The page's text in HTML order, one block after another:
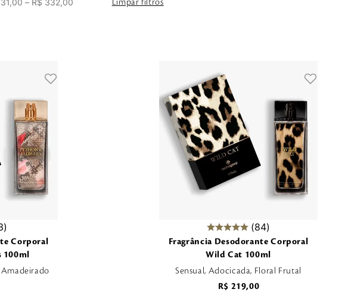
e Embalagens
– R$ 332,00 Limpar filtros
Corporal
100ml
84
Fragrância Desodorante Corporal
Wild Cat 100ml
Sensual, Adocicada, Floral Frutal
R$ 219,00